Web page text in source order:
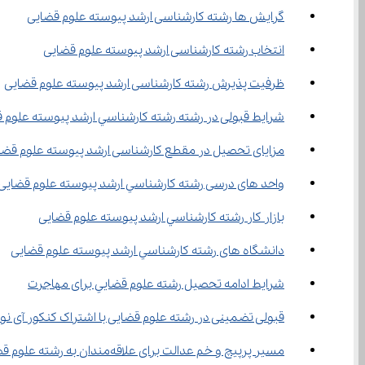
گرایش ها رشته کارشناسی ارشد پیوسته علوم قضایی
انتخاب رشته کارشناسی ارشد پیوسته علوم قضایی
ظرفیت پذیرش رشته کارشناسی ارشد پیوسته علوم قضایی
شرایط قبولی در رشته رشته ﻛﺎرﺷﻨﺎﺳﻲ ارﺷﺪ ﭘﻴﻮﺳﺘﻪ علوم
مزایای تحصیل در مقطع کارشناسی ارشد پیوسته علوم
واحد های درسی رشته ﻛﺎرﺷﻨﺎﺳﻲ ارﺷﺪ ﭘﻴﻮﺳﺘﻪ علوم
بازار کار رشته ﻛﺎرﺷﻨﺎﺳﻲ ارﺷﺪ ﭘﻴﻮﺳﺘﻪ علوم قضایی
دانشگاه های رشته ﻛﺎرﺷﻨﺎﺳﻲ ارﺷﺪ ﭘﻴﻮﺳﺘﻪ علوم قضایی
شرایط ادامه تحصیل رشته ﻋﻠﻮم ﻗﻀﺎﻳﻲ برای مهاجرت
قبولی تضمینی در رشته علوم قضایی با اشتراک کنکور آی نو
مسیر پرپیچ ‌و خم عدالت برای علاقه‌مندان به رشته ﻋﻠﻮم ﻗﻀﺎﻳﻲ